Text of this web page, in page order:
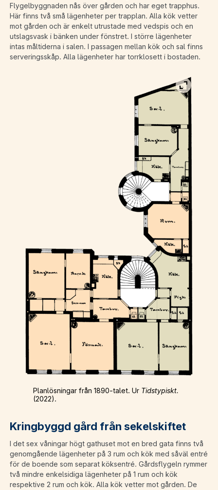
Flygelbyggnaden nås över gården och har eget trapphus.
Här finns två små lägenheter per trapplan. Alla kök vetter
mot gården och är enkelt utrustade med vedspis och en
utslagsvask i bänken under fönstret. I större lägenheter
intas måltiderna i salen. I passagen mellan kök och sal finns
serveringsskåp. Alla lägenheter har torrklosett i bostaden.
Visa bild
Planlösningar från 1890-talet. Ur Tidstypiskt.
(2022).
Kringbyggd gård från sekelskiftet
I det sex våningar högt gathuset mot en bred gata finns två
genomgående lägenheter på 3 rum och kök med såväl entré
för de boende som separat köksentré. Gårdsflygeln rymmer
två mindre enkelsidiga lägenheter på 1 rum och kök
respektive 2 rum och kök. Alla kök vetter mot gården. De